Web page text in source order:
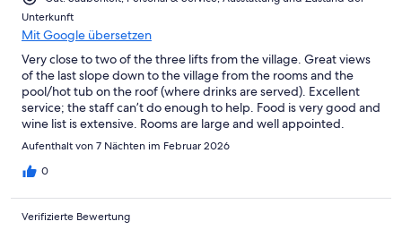
Unterkunft
Mit Google übersetzen
Very close to two of the three lifts from the village. Great views
of the last slope down to the village from the rooms and the
pool/hot tub on the roof (where drinks are served). Excellent
service; the staff can’t do enough to help. Food is very good and
wine list is extensive. Rooms are large and well appointed.
Overall a great hotel in a great location.
Aufenthalt von 7 Nächten im Februar 2026
0
Verifizierte Bewertung